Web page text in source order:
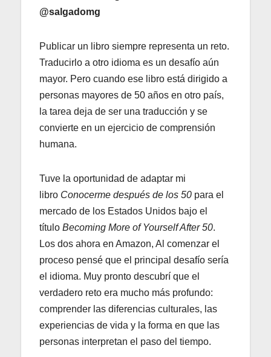
@salgadomg
Publicar un libro siempre representa un reto.
Traducirlo a otro idioma es un desafío aún
mayor. Pero cuando ese libro está dirigido a
personas mayores de 50 años en otro país,
la tarea deja de ser una traducción y se
convierte en un ejercicio de comprensión
humana.
Tuve la oportunidad de adaptar mi
libro Conocerme después de los 50 para el
mercado de los Estados Unidos bajo el
título Becoming More of Yourself After 50.
Los dos ahora en Amazon, Al comenzar el
proceso pensé que el principal desafío sería
el idioma. Muy pronto descubrí que el
verdadero reto era mucho más profundo:
comprender las diferencias culturales, las
experiencias de vida y la forma en que las
personas interpretan el paso del tiempo.